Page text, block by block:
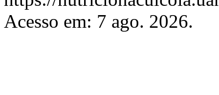
Acesso em: 7 ago. 2026.